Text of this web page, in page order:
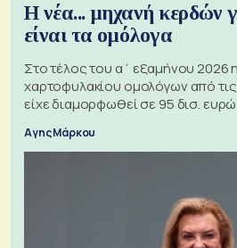
Η νέα... μηχανή κερδών
είναι τα ομόλογα
Στο τέλος του α΄ εξαμήνου 2026
χαρτοφυλακίου ομολόγων από
είχε διαμορφωθεί σε 95 δισ. ευρώ
Αγης Μάρκου